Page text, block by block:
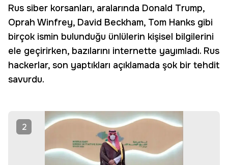
Rus siber korsanları, aralarında Donald Trump,
Oprah Winfrey, David Beckham, Tom Hanks gibi
birçok ismin bulunduğu ünlülerin kişisel bilgilerini
ele geçirirken, bazılarını internette yayımladı. Rus
hackerlar, son yaptıkları açıklamada şok bir tehdit
savurdu.
2